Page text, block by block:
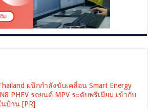
ผนึกกำลังขับเคลื่อน Smart Energy
PHEV รถยนต์ MPV ระดับพรีเมียม เข้ากับ
บ้าน [PR]